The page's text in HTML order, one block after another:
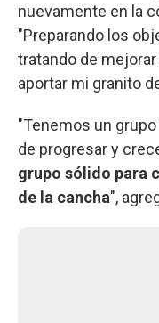
nuevamente en la
"Preparando los
tratando de mejorar
aportar mi granito
"Tenemos un
de progresar y
grupo sólido para
de la cancha",